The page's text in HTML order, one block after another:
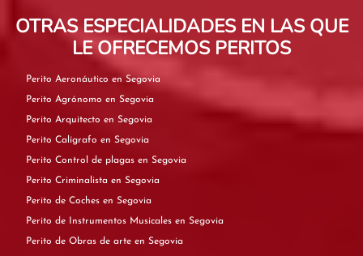
OTRAS ESPECIALIDADES EN LAS QUE
LE OFRECEMOS PERITOS
Perito Aeronáutico en Segovia
Perito Agrónomo en Segovia
Perito Arquitecto en Segovia
Perito Calígrafo en Segovia
Perito Control de plagas en Segovia
Perito Criminalista en Segovia
Perito de Coches en Segovia
Perito de Instrumentos Musicales en Segovia
Perito de Obras de arte en Segovia